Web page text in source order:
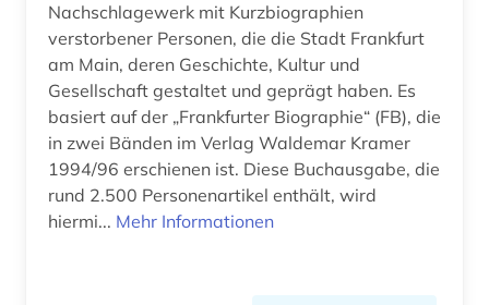
Nachschlagewerk mit Kurzbiographien
verstorbener Personen, die die Stadt Frankfurt
am Main, deren Geschichte, Kultur und
Gesellschaft gestaltet und geprägt haben. Es
basiert auf der „Frankfurter Biographie“ (FB), die
in zwei Bänden im Verlag Waldemar Kramer
1994/96 erschienen ist. Diese Buchausgabe, die
rund 2.500 Personenartikel enthält, wird
hiermi... Mehr Informationen